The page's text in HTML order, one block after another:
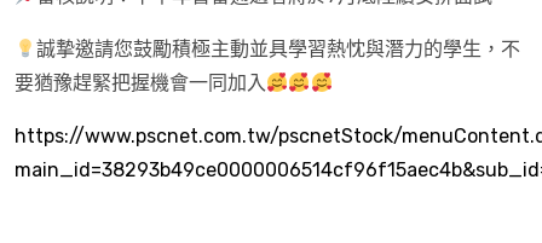
誠摯邀請您鼓勵積極主動並具學習熱忱與潛力的學生，不
要猶豫趕緊把握機會一同加入
https://www.pscnet.com.tw/pscnetStock/